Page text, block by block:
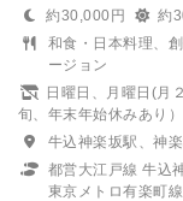
約30,000円
約
和食・日本料理、
ージョン
日曜日、月曜日(月
旬、年末年始休みあり）
牛込神楽坂駅、神
都営大江戸線 牛込
東京メトロ有楽町